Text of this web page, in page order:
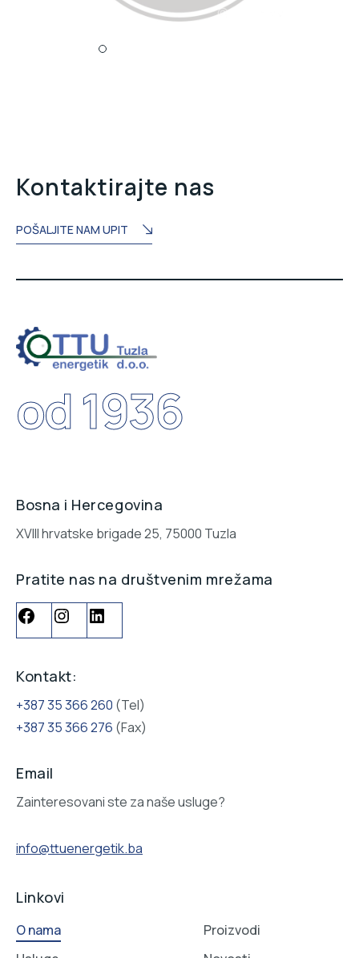
Kontaktirajte nas
POŠALJITE NAM UPIT
od 1936
Bosna i Hercegovina
XVIII hrvatske brigade 25, 75000 Tuzla
Pratite nas na društvenim mrežama
Kontakt:
+387 35 366 260 (Tel)
+387 35 366 276 (Fax)
Email
Zainteresovani ste za naše usluge?
info@ttuenergetik.ba
Linkovi
O nama
Proizvodi